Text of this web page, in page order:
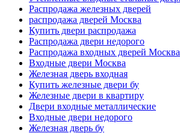
Распродажа железных дверей
распродажа дверей Москва
Купить двери распродажа
Распродажа двери недорого
Распродажа входных дверей Москва
Входные двери Москва
Железная дверь входная
Купить железные двери бу
Железные двери в квартиру
Двери входные металлические
Входные двери недорого
Железная дверь бу